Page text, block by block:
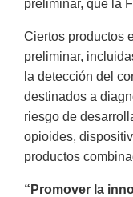
preliminar, que la
Ciertos productos
preliminar,
la detección del
destinados a
riesgo de
opioides,
productos
“Promover la